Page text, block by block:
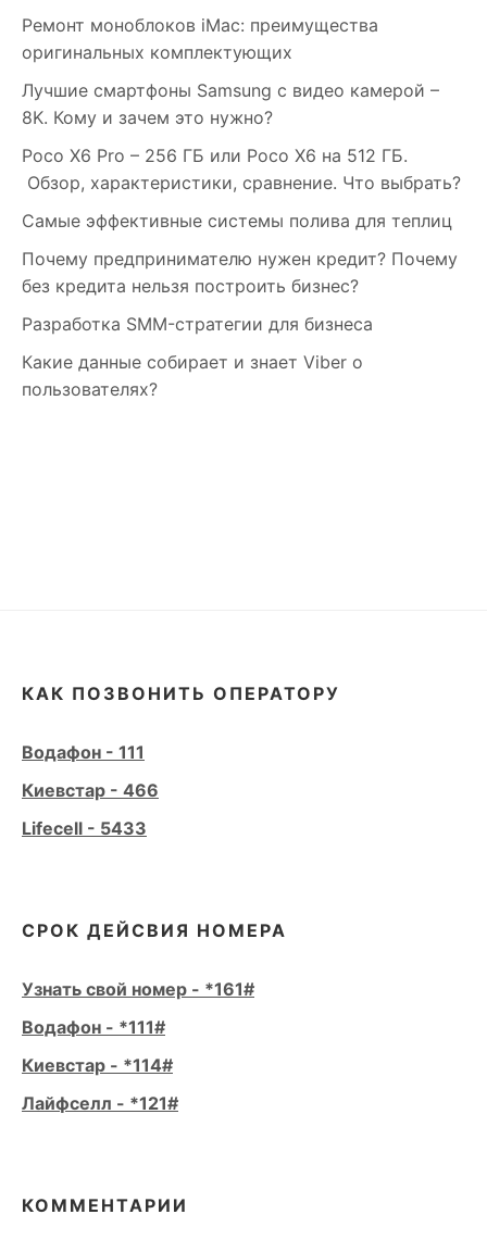
Ремонт моноблоков iMac: преимущества
оригинальных комплектующих
Лучшие смартфоны Samsung c видео камерой –
8K. Кому и зачем это нужно?
Poco X6 Pro – 256 ГБ или Poco X6 на 512 ГБ.
Обзор, характеристики, сравнение. Что выбрать?
Самые эффективные системы полива для теплиц
Почему предпринимателю нужен кредит? Почему
без кредита нельзя построить бизнес?
Разработка SMM-стратегии для бизнеса
Какие данные собирает и знает Viber о
пользователях?
КАК ПОЗВОНИТЬ ОПЕРАТОРУ
Водафон - 111
Киевстар - 466
Lifecell - 5433
СРОК ДЕЙСВИЯ НОМЕРА
Узнать свой номер - *161#
Водафон - *111#
Киевстар - *114#
Лайфселл - *121#
КОММЕНТАРИИ